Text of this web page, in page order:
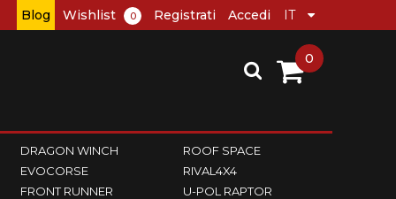
Blog Wishlist 0 Registrati Accedi
DRAGON WINCH
EVOCORSE
FRONT RUNNER
ROOF SPACE
RIVAL4X4
U-POL RAPTOR
0